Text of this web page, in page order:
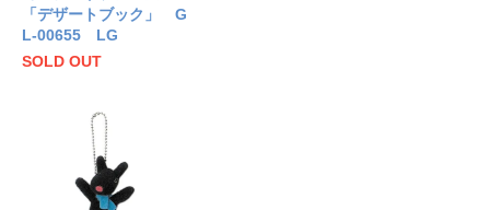
「デザートブック」 G
L-00655 LG
SOLD OUT